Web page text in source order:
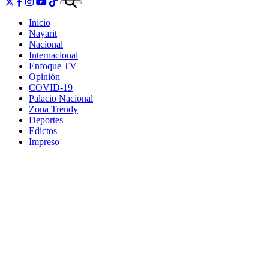
Inicio
Nayarit
Nacional
Internacional
Enfoque TV
Opinión
COVID-19
Palacio Nacional
Zona Trendy
Deportes
Edictos
Impreso